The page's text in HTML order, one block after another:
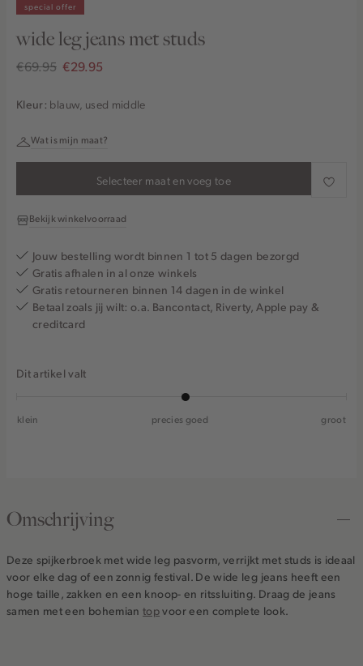
special offer
wide leg jeans met studs
€69.95 €29.95
Kleur: blauw, used middle
Wat is mijn maat?
Selecteer maat en voeg toe
Bekijk winkelvoorraad
Jouw bestelling wordt binnen 1 tot 5 dagen bezorgd
Gratis afhalen in al onze winkels
Gratis retourneren binnen 14 dagen in de winkel
Betaal zoals jij wilt: o.a. Bancontact, Riverty, Apple pay &
creditcard
Dit artikel valt
klein precies goed groot
Omschrijving
Deze spijkerbroek met wide leg pasvorm, verrijkt met studs is ideaal
voor elke dag of een zonnig festival. De wide leg jeans heeft een
hoge taille, zakken en een knoop- en ritssluiting. Draag de jeans
samen met een bohemiantopvoor een complete look.